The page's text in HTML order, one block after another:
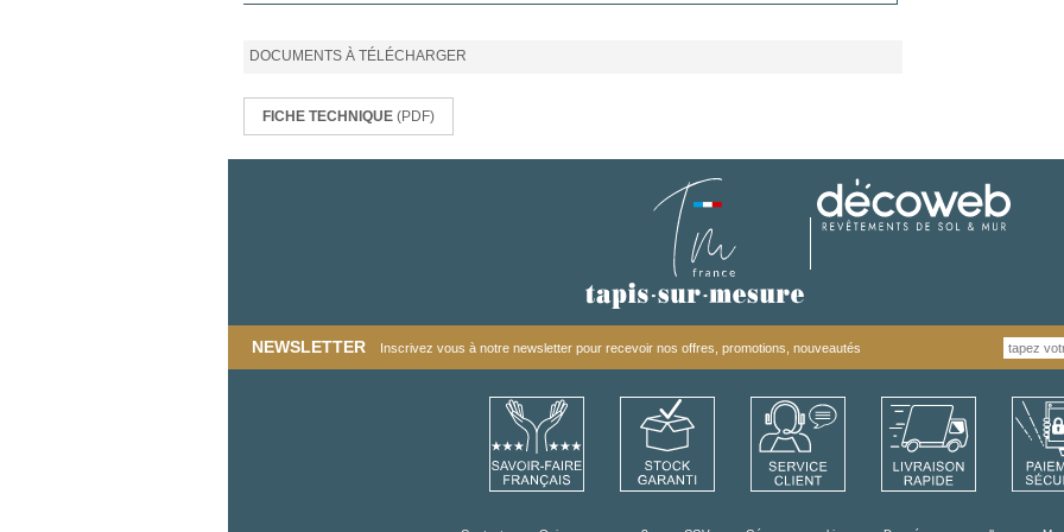
DOCUMENTS À TÉLÉCHARGER
FICHE TECHNIQUE (PDF)
NEWSLETTER Inscrivez vous à notre newsletter pour recevoir nos offres, promotions, nouveautés